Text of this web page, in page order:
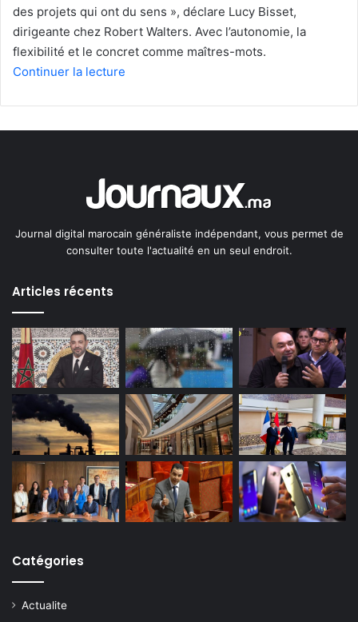
des projets qui ont du sens », déclare Lucy Bisset,
dirigeante chez Robert Walters. Avec l’autonomie, la
flexibilité et le concret comme maîtres-mots.
Continuer la lecture
Journal digital marocain généraliste indépendant, vous permet de
consulter toute l'actualité en un seul endroit.
Articles récents
Catégories
Actualite